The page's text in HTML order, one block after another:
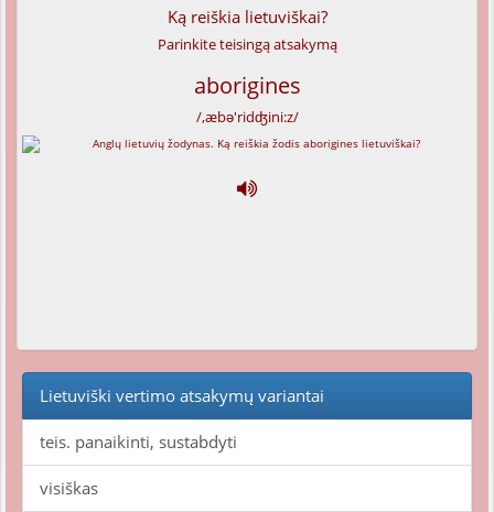
Ką reiškia lietuviškai?
Parinkite teisingą atsakymą
aborigines
/,æbə'ridʤini:z/
Lietuviški vertimo atsakymų variantai
teis. panaikinti, sustabdyti
visiškas